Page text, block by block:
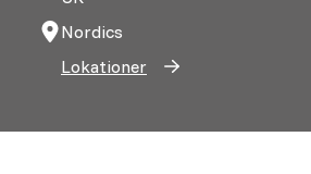
Nordics
Lokationer